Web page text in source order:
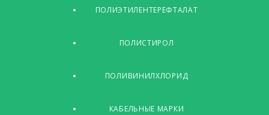
ПОЛИЭТИЛЕНТЕРЕФТАЛАТ
ПОЛИСТИРОЛ
ПОЛИВИНИЛХЛОРИД
КАБЕЛЬНЫЕ МАРКИ